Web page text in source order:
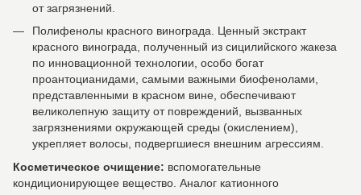
от загрязнений.
Полифенолы красного винограда. Ценный экстракт
красного винограда, полученный из сицилийского жакеза
по инновационной технологии, особо богат
проантоцианидами, самыми важными биофенолами,
представленными в красном вине, обеспечивают
великолепную защиту от повреждений, вызванных
загрязнениями окружающей среды (окислением),
укрепляет волосы, подвергшиеся внешним агрессиям.
Косметическое очищение: вспомогательные
кондиционирующее вещество. Аналог катионного